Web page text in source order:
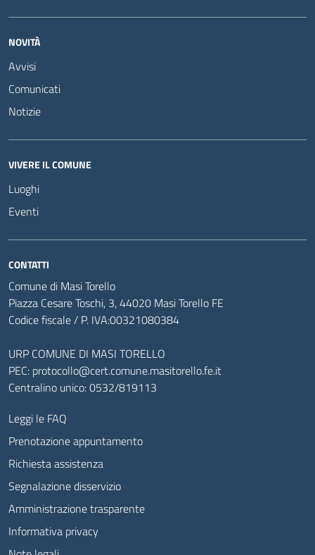
NOVITÀ
Avvisi
Comunicati
Notizie
VIVERE IL COMUNE
Luoghi
Eventi
CONTATTI
Comune di Masi Torello
Piazza Cesare Toschi, 3, 44020 Masi Torello FE
Codice fiscale / P. IVA:00321080384
URP COMUNE DI MASI TORELLO
PEC: protocollo@cert.comune.masitorello.fe.it
Centralino unico: 0532/819113
Leggi le FAQ
Prenotazione appuntamento
Richiesta assistenza
Segnalazione disservizio
Amministrazione trasparente
Informativa privacy